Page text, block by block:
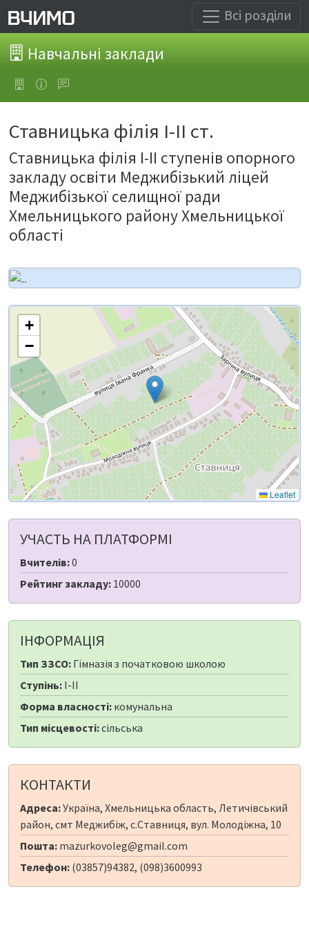
Всі розділи
Навчальні заклади
Ставницька філія І-ІІ ст.
Ставницька філія І-ІІ ступенів опорного
закладу освіти Меджибізький ліцей
Меджибізької селищної ради
Хмельницького району Хмельницької
області
+
−
Leaflet
УЧАСТЬ НА ПЛАТФОРМІ
Вчителів:0
Рейтинг закладу: 10000
ІНФОРМАЦІЯ
Тип ЗЗСО: Гімназія з початковою школою
Ступінь: I-II
Форма власності: комунальна
Тип місцевості:сільська
КОНТАКТИ
Адреса:Україна, Хмельницька область, Летичівський
район, смт Меджибіж, с.Ставниця, вул. Молодіжна, 10
Пошта: mazurkovoleg@gmail.com
Телефон: (03857)94382, (098)3600993